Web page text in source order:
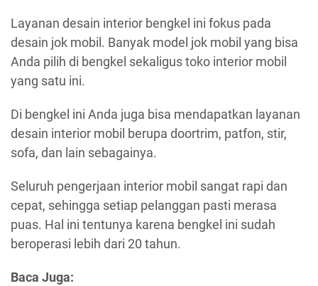
Layanan desain interior bengkel ini fokus pada
desain jok mobil. Banyak model jok mobil yang bisa
Anda pilih di bengkel sekaligus toko interior mobil
yang satu ini.
Di bengkel ini Anda juga bisa mendapatkan layanan
desain interior mobil berupa doortrim, patfon, stir,
sofa, dan lain sebagainya.
Seluruh pengerjaan interior mobil sangat rapi dan
cepat, sehingga setiap pelanggan pasti merasa
puas. Hal ini tentunya karena bengkel ini sudah
beroperasi lebih dari 20 tahun.
Baca Juga: